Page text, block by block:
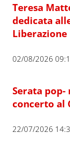
Teresa
dedicata
Liberazione
02/08/2026
Serata pop-
concerto al
22/07/2026